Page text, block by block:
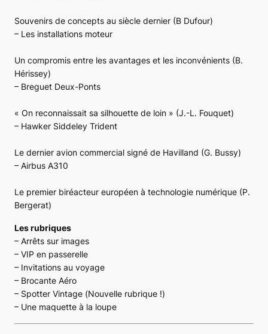
Souvenirs de concepts au siècle dernier (B Dufour)
– Les installations moteur
Un compromis entre les avantages et les inconvénients (B.
Hérissey)
– Breguet Deux-Ponts
« On reconnaissait sa silhouette de loin » (J.-L. Fouquet)
– Hawker Siddeley Trident
Le dernier avion commercial signé de Havilland (G. Bussy)
– Airbus A310
Le premier biréacteur européen à technologie numérique (P.
Bergerat)
Les rubriques
– Arrêts sur images
– VIP en passerelle
– Invitations au voyage
– Brocante Aéro
– Spotter Vintage (Nouvelle rubrique !)
– Une maquette à la loupe